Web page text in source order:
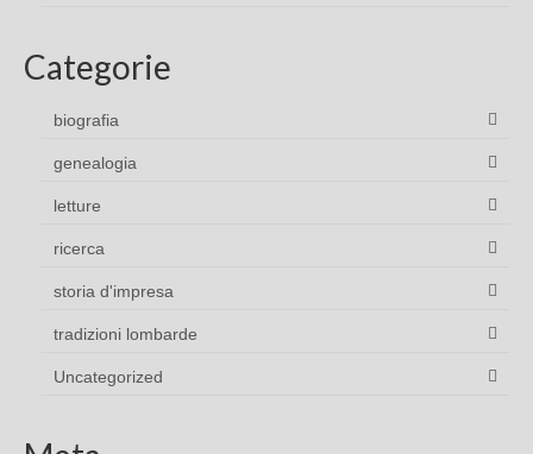
Categorie
biografia
genealogia
letture
ricerca
storia d'impresa
tradizioni lombarde
Uncategorized